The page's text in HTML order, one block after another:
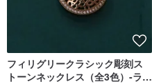
フィリグリークラシック彫刻ス
トーンネックレス（全3色）-ラウ